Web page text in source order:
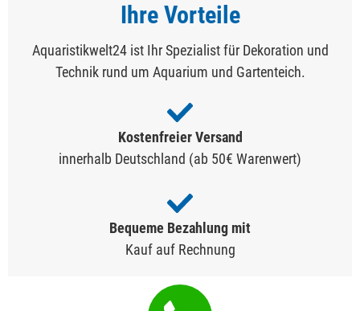
Ihre Vorteile
Aquaristikwelt24 ist Ihr Spezialist für Dekoration und
Technik rund um Aquarium und Gartenteich.
Kostenfreier Versand
innerhalb Deutschland (ab 50€ Warenwert)
Bequeme Bezahlung mit
Kauf auf Rechnung